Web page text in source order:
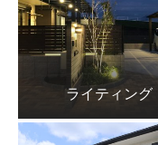
ライティング